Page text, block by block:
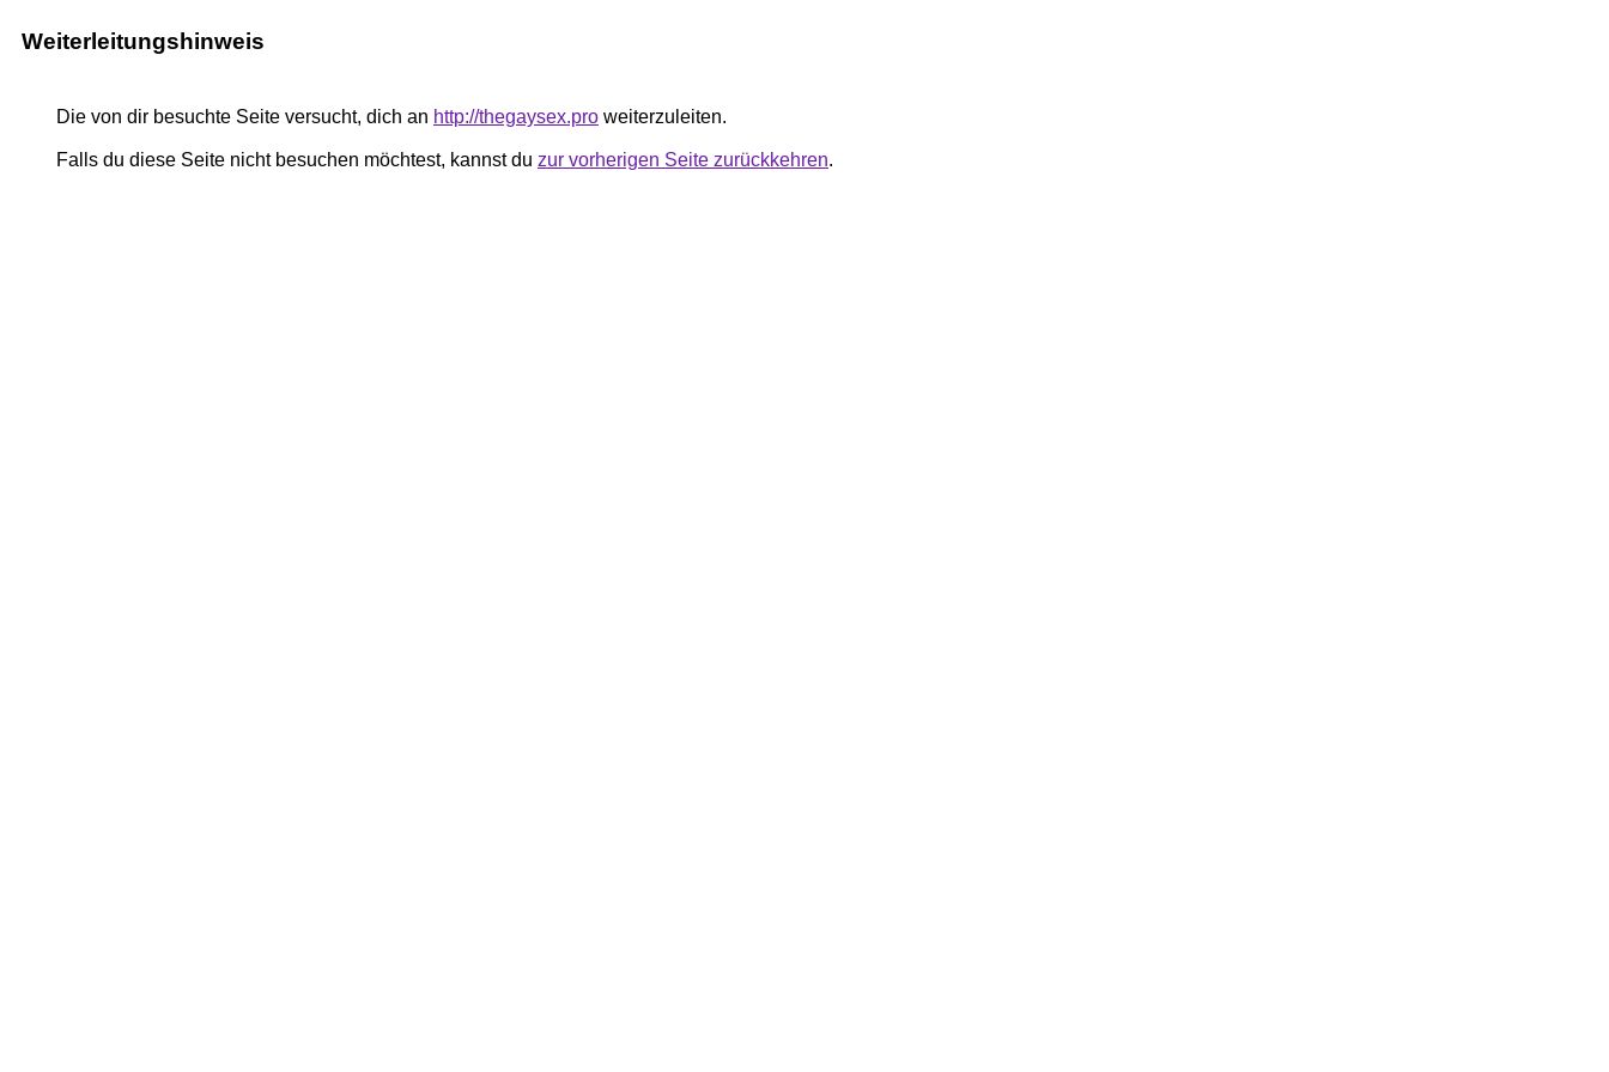
Weiterleitungshinweis
Die von dir besuchte Seite versucht, dich an http://thegaysex.pro weiterzuleiten.
Falls du diese Seite nicht besuchen möchtest, kannst du zur vorherigen Seite zurückkehren.